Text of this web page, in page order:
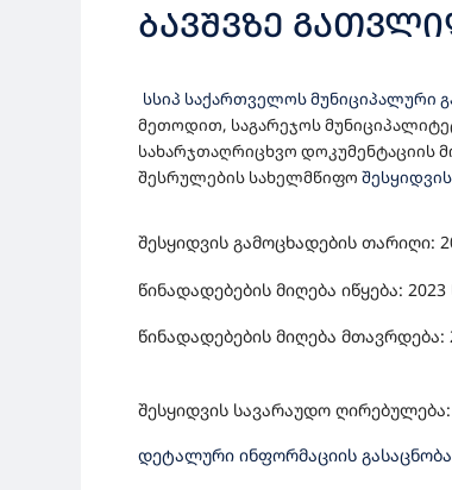
ᲑᲐᲕᲨᲕᲖᲔ
ᲓᲔᲢᲐᲚᲣᲠᲘ
ᲡᲐᲤᲣᲫᲕᲔᲚᲖᲔ,
სსიპ საქართველოს მუნიციპალური
მეთოდით, საგარეჯოს
სახარჯთაღრიცხვო დოკუმენტაციის
შესრულების სახელმწიფო შესყიდვის
შესყიდვის გამოცხადების თარიღი:
წინადადებების მიღება იწყება:
წინადადებების მიღება მთავრდება:
შესყიდვის სავარაუდო ღირებულება:
დეტალური ინფორმაციის